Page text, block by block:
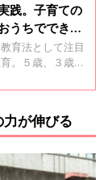
践。子育ての
うちでできる
ュー】
育法として注目
。５歳、３歳、
リ教師としての
そうです。北川
教育に取り組む
が伸びる